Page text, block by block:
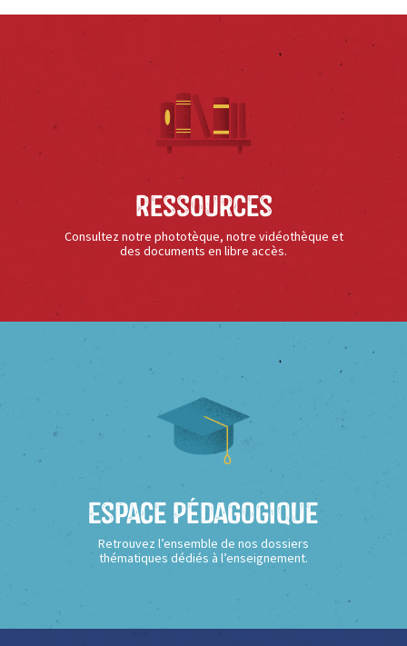
Ressources
Consultez notre phototèque, notre vidéothèque et
des documents en libre accès.
Espace Pédagogique
Retrouvez l’ensemble de nos dossiers
thématiques dédiés à l’enseignement.